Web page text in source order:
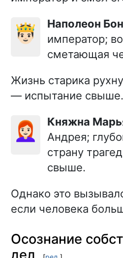
🤴🏻 Наполеон
император;
сметающая
Жизнь старика
— испытание свыше.
👩🏻‍🦰 Княжна
Андрея;
страну
свыше.
Однако это
если человека
Осознание